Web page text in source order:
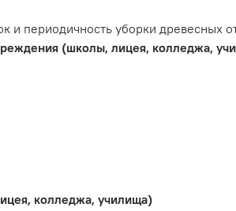
и периодичность уборки древесных
(школы, лицея, колледжа,
колледжа, училища)